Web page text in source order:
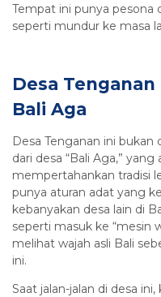
Tempat ini punya pesona
seperti mundur ke masa
Desa
Bali Aga
Desa Tenganan ini bukan
dari desa “Bali Aga,”
mempertahankan tradisi
punya aturan adat yang
kebanyakan desa lain di
seperti masuk ke “mesin
melihat wajah asli Bali
ini.
Saat jalan-jalan di desa